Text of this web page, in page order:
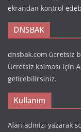
ekrandan kontrol
DNSBAK
dnsbak.com ücretsiz
Ücretsiz kalması için
getirebilirsiniz.
Kullanım
Alan adınızı